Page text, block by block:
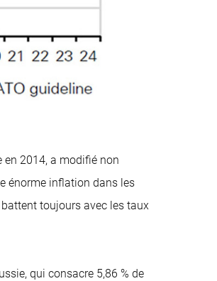
en 2014, a modifié non
énorme inflation dans les
toujours avec les taux
qui consacre 5,86 % de